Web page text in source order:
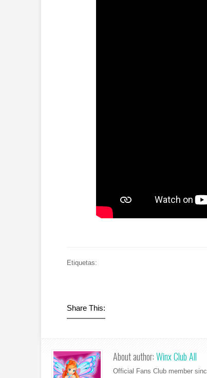
Etiquetas:
Share This:
About author:Winx Club All
Official Fans Club member